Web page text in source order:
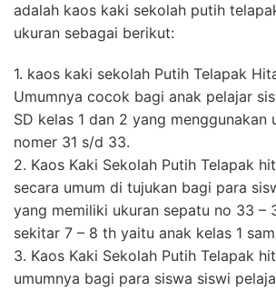
adalah kaos kaki sekolah putih
ukuran sebagai berikut:
1. kaos kaki sekolah Putih Telapak
Umumnya cocok bagi anak pelajar
SD kelas 1 dan 2 yang menggunakan
nomer 31 s/d 33.
2. Kaos Kaki Sekolah Putih Telapak
secara umum di tujukan bagi para
yang memiliki ukuran sepatu no 33 –
sekitar 7 – 8 th yaitu anak kelas 1
3. Kaos Kaki Sekolah Putih Telapak
umumnya bagi para siswa siswi